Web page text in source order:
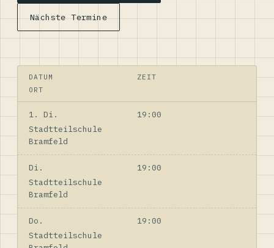
Nächste Termine
DATUM
ZEIT
ORT
1. Di.
19:00
Stadtteilschule
Bramfeld
Di.
19:00
Stadtteilschule
Bramfeld
Do.
19:00
Stadtteilschule